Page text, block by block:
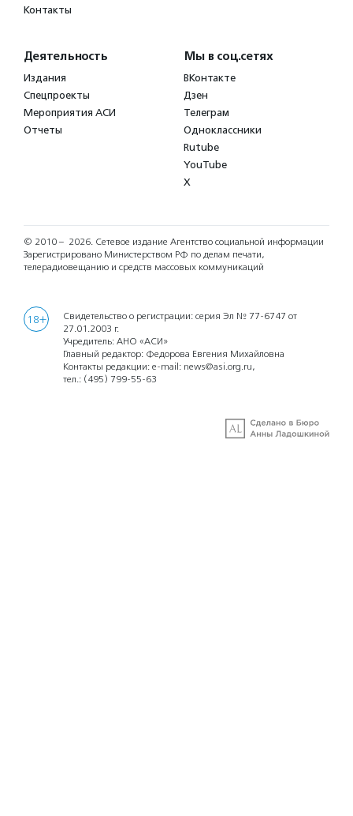
Контакты
Деятельность
Издания
Спецпроекты
Мероприятия АСИ
Отчеты
Мы в соц.сетях
ВКонтакте
Дзен
Телеграм
Одноклассники
Rutube
YouTube
X
© 2010 – 2026. Сетевое издание Агентство социальной информации
Зарегистрировано Министерством РФ по делам печати,
телерадиовещанию и средств массовых коммуникаций
18+
Свидетельство о регистрации: серия Эл № 77-6747 от
27.01.2003 г.
Учредитель: АНО «АСИ»
Главный редактор: Федорова Евгения Михайловна
Контакты редакции: e-mail: news@asi.org.ru,
тел.: (495) 799-55-63